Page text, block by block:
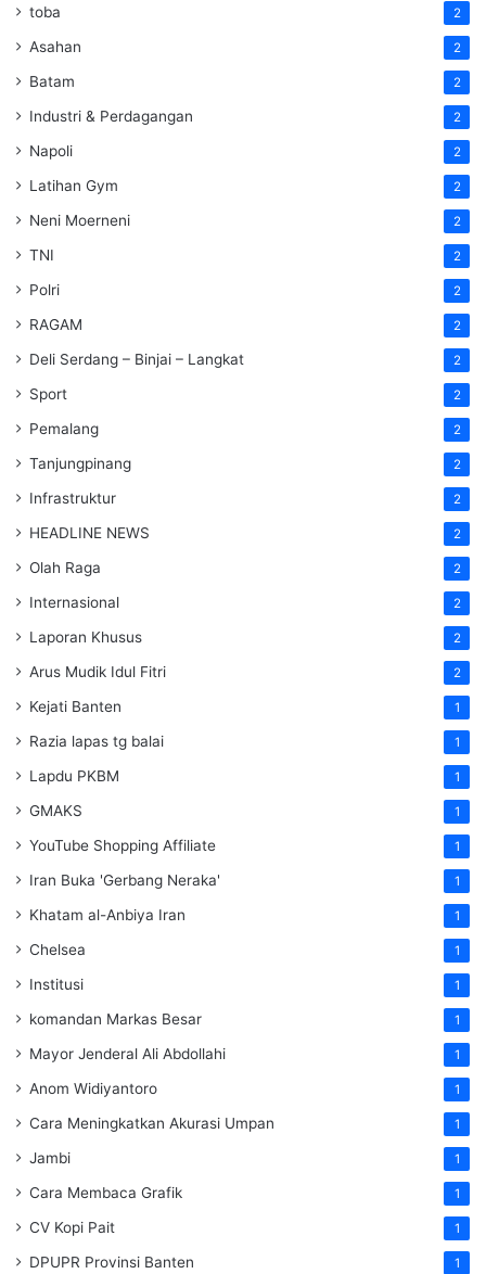
toba 2
Asahan 2
Batam 2
Industri & Perdagangan 2
Napoli 2
Latihan Gym 2
Neni Moerneni 2
TNI 2
Polri 2
RAGAM 2
Deli Serdang – Binjai – Langkat 2
Sport 2
Pemalang 2
Tanjungpinang 2
Infrastruktur 2
HEADLINE NEWS 2
Olah Raga 2
Internasional 2
Laporan Khusus 2
Arus Mudik Idul Fitri 2
Kejati Banten 1
Razia lapas tg balai 1
Lapdu PKBM 1
GMAKS 1
YouTube Shopping Affiliate 1
Iran Buka 'Gerbang Neraka' 1
Khatam al-Anbiya Iran 1
Chelsea 1
Institusi 1
komandan Markas Besar 1
Mayor Jenderal Ali Abdollahi 1
Anom Widiyantoro 1
Cara Meningkatkan Akurasi Umpan 1
Jambi 1
Cara Membaca Grafik 1
CV Kopi Pait 1
DPUPR Provinsi Banten 1